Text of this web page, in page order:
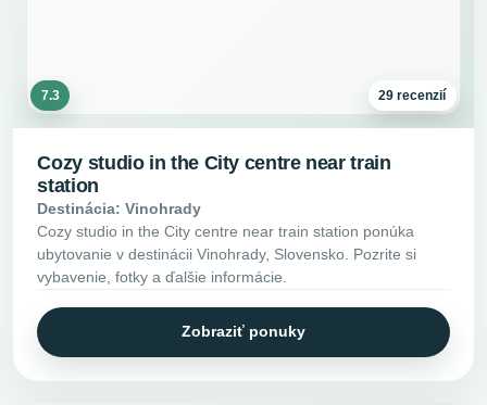
7.3 29 recenzií
Cozy studio in the City centre near train
station
Destinácia: Vinohrady
Cozy studio in the City centre near train station ponúka
ubytovanie v destinácii Vinohrady, Slovensko. Pozrite si
vybavenie, fotky a ďalšie informácie.
Zobraziť ponuky